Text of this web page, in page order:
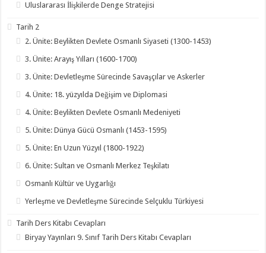
Uluslararası İlişkilerde Denge Stratejisi
Tarih 2
2. Ünite: Beylikten Devlete Osmanlı Siyaseti (1300-1453)
3. Ünite: Arayış Yılları (1600-1700)
3. Ünite: Devletleşme Sürecinde Savaşçılar ve Askerler
4. Ünite: 18. yüzyılda Değişim ve Diplomasi
4. Ünite: Beylikten Devlete Osmanlı Medeniyeti
5. Ünite: Dünya Gücü Osmanlı (1453-1595)
5. Ünite: En Uzun Yüzyıl (1800-1922)
6. Ünite: Sultan ve Osmanlı Merkez Teşkilatı
Osmanlı Kültür ve Uygarlığı
Yerleşme ve Devletleşme Sürecinde Selçuklu Türkiyesi
Tarih Ders Kitabı Cevapları
Biryay Yayınları 9. Sınıf Tarih Ders Kitabı Cevapları